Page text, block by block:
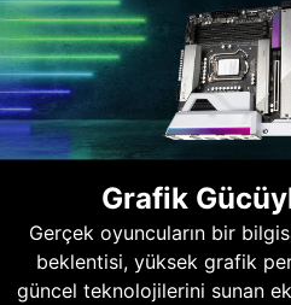
Grafik
Gerçek oyuncuların bir
beklentisi, yüksek grafik
güncel teknolojilerini sunan